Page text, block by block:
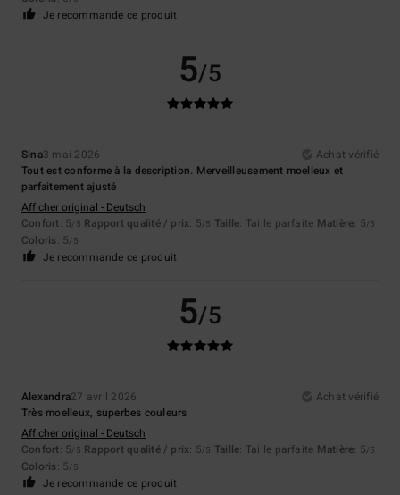
Je recommande ce produit
5/5
Sina3 mai 2026
Achat vérifié
Tout est conforme à la description. Merveilleusement moelleux et
parfaitement ajusté
Afficher original - Deutsch
Confort: 5/5 Rapport qualité / prix: 5/5 Taille: Taille parfaite Matière: 5/5
Coloris: 5/5
Je recommande ce produit
5/5
Alexandra27 avril 2026
Achat vérifié
Très moelleux, superbes couleurs
Afficher original - Deutsch
Confort: 5/5 Rapport qualité / prix: 5/5 Taille: Taille parfaite Matière: 5/5
Coloris: 5/5
Je recommande ce produit